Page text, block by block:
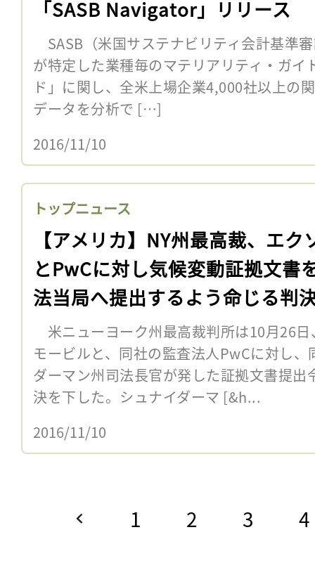
「SASB Navigator」リリース
SASB（米国サステナビリティ会計基準
が特定した業種毎のマテリアリティ・ガイ
ド」に関し、全米上場企業4,000社以上の
データを分析で […]
2016/11/10
トップニュース
【アメリカ】NY州最高裁、エク
とPwCに対し気候変動証拠文書
法当局へ提出するよう命じる判
米ニューヨーク州最高裁判所は10月26
モービルと、同社の監査法人PwCに対し
ダーマン州司法長官が発した証拠文書提
決を下した。シュナイダーマ [&h...
2016/11/10
1 2 3 4